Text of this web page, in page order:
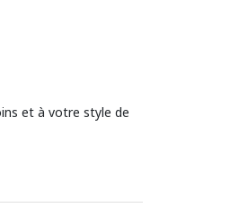
et à votre style de